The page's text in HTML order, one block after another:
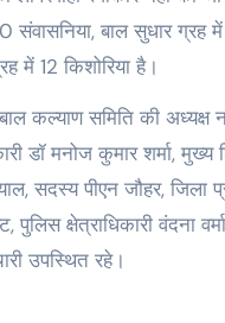
संवासनिया, बाल सुधार ग्रह
में 12 किशोरिया है।
कल्याण समिति की अध्यक्ष
डॉ मनोज कुमार शर्मा, मुख्य
सदस्य पीएन जौहर, जिला
पुलिस क्षेत्राधिकारी वंदना
उपस्थित रहे।